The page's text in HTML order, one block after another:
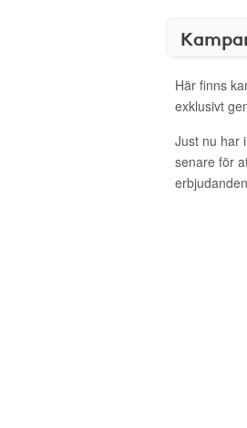
Här finns
exklusivt
Just nu har
senare för